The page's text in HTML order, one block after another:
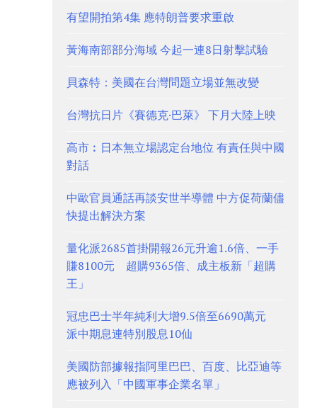
有望開拍第4集 應特朗普要求重啟
黃海南部部分海域 今起一連8日射擊試驗
貝森特：美國在台灣問題立場並無改變
台灣抗日片《賽德克·巴萊》 下月大陸上映
高市︰日本無立場認定台地位 有責任與中國
對話
中歐官員通話再談安世半導體 中方促荷蘭儘
快提出解決方案
量化派2685首掛開報26元升逾1.6倍、一手
賺8100元 超購9365倍、成主板新「超購
王」
冠忠巴士半年純利大增9.5倍至6690萬元
派中期息連特別股息10仙
美國防部據報指阿里巴巴、百度、比亞迪等
應被列入「中國軍事企業名單」